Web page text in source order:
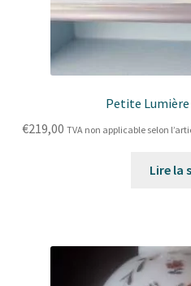
Petite
€219,00 TVA non applicable selon
Lire la